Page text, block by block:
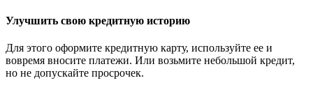
Улучшить свою кредитную историю
Для этого оформите кредитную карту, используйте ее и
вовремя вносите платежи. Или возьмите небольшой кредит,
но не допускайте просрочек.